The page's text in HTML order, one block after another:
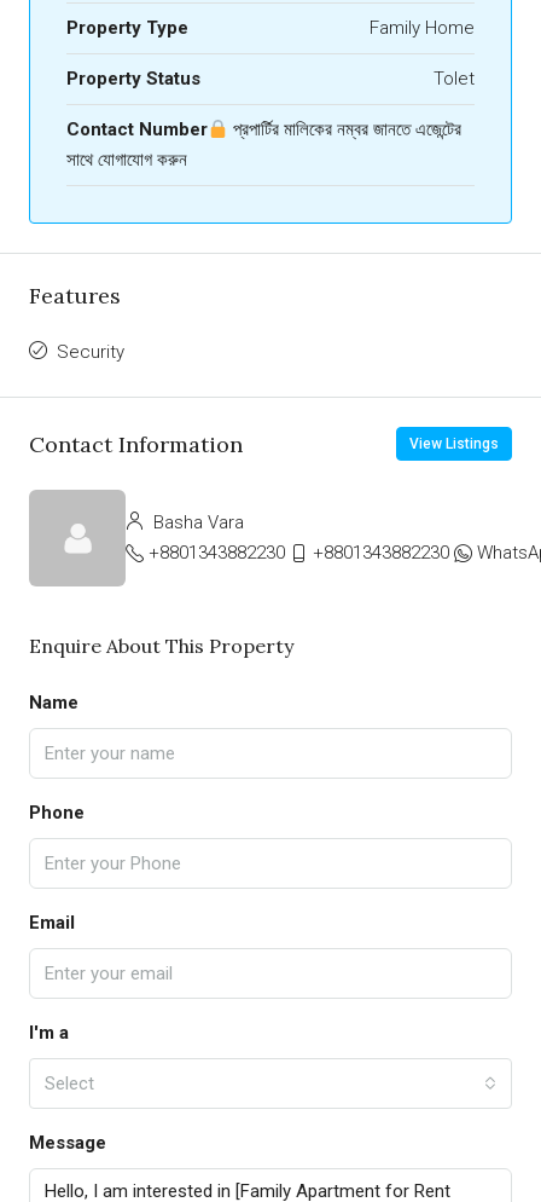
Property Type Family Home
Property Status Tolet
Contact Number
প্রপার্টির মালিকের নম্বর জানতে এজেন্টের
সাথে যোগাযোগ করুন
Features
Security
Contact Information View Listings
Basha Vara
+8801343882230
+8801343882230
Enquire About This Property
Name
Phone
Email
I'm a
Select
Message